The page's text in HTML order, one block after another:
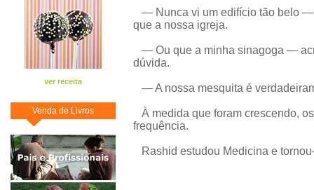
ver receita
Venda de Livros
— Nunca vi um edifício tão belo —
que a nossa igreja.
— Ou que a minha sinagoga —
dúvida.
— A nossa mesquita é
À medida que foram crescendo,
frequência.
Rashid estudou Medicina e